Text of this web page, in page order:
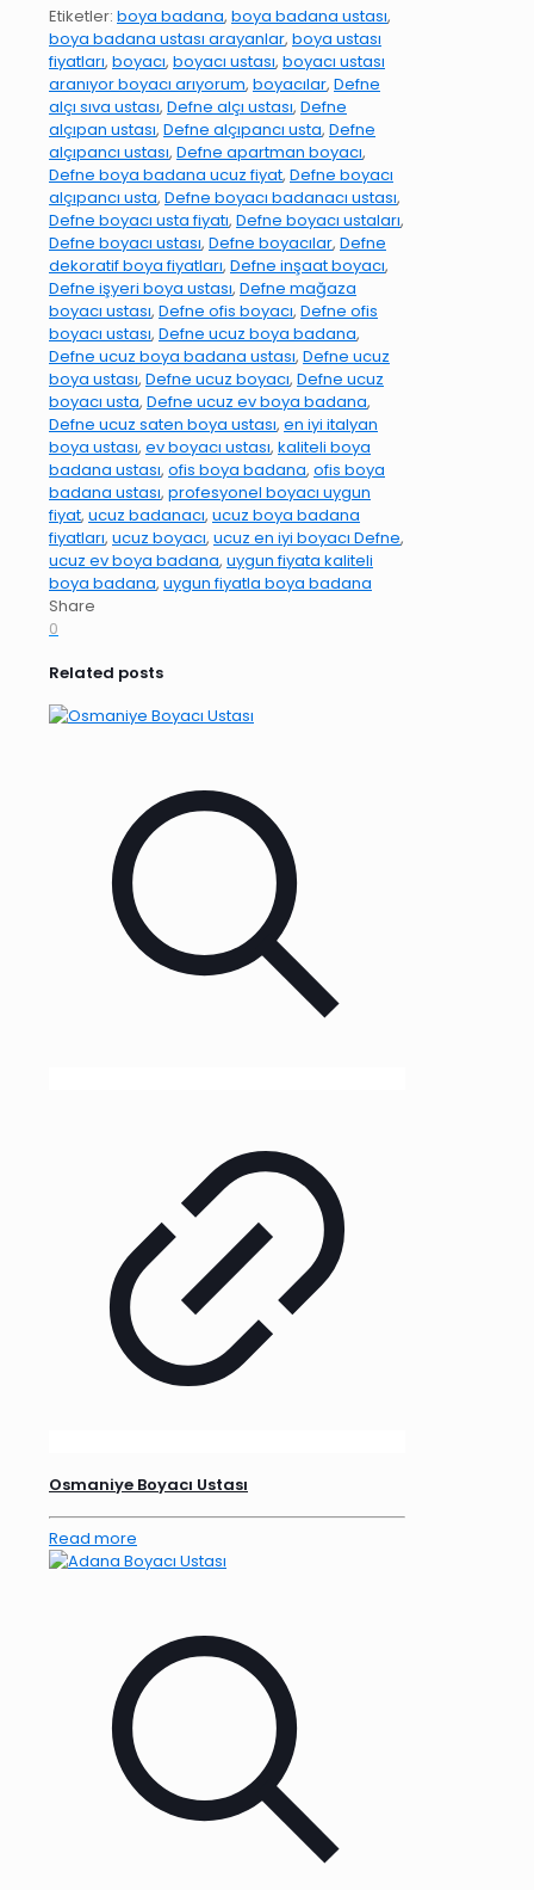
Etiketler: boya badana, boya badana ustası,
boya badana ustası arayanlar, boya ustası
fiyatları, boyacı, boyacı ustası, boyacı ustası
aranıyor boyacı arıyorum, boyacılar, Defne
alçı sıva ustası, Defne alçı ustası, Defne
alçıpan ustası, Defne alçıpancı usta, Defne
alçıpancı ustası, Defne apartman boyacı,
Defne boya badana ucuz fiyat, Defne boyacı
alçıpancı usta, Defne boyacı badanacı ustası,
Defne boyacı usta fiyatı, Defne boyacı ustaları,
Defne boyacı ustası, Defne boyacılar, Defne
dekoratif boya fiyatları, Defne inşaat boyacı,
Defne işyeri boya ustası, Defne mağaza
boyacı ustası, Defne ofis boyacı, Defne ofis
boyacı ustası, Defne ucuz boya badana,
Defne ucuz boya badana ustası, Defne ucuz
boya ustası, Defne ucuz boyacı, Defne ucuz
boyacı usta, Defne ucuz ev boya badana,
Defne ucuz saten boya ustası, en iyi italyan
boya ustası, ev boyacı ustası, kaliteli boya
badana ustası, ofis boya badana, ofis boya
badana ustası, profesyonel boyacı uygun
fiyat, ucuz badanacı, ucuz boya badana
fiyatları, ucuz boyacı, ucuz en iyi boyacı Defne,
ucuz ev boya badana, uygun fiyata kaliteli
boya badana, uygun fiyatla boya badana
Share
0
Related posts
Osmaniye Boyacı Ustası
Read more